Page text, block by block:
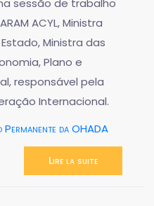
ACYL, Ministra
Ministra das
Plano e
responsável pela
Internacional.
da OHADA
Lire la suite